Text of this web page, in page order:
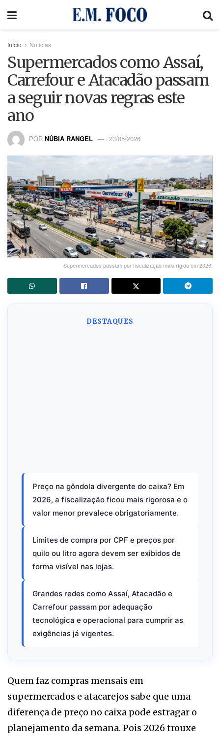
Início Notícias
Supermercados como Assaí,
Carrefour e Atacadão passam
a seguir novas regras este
ano
POR NÚBIA RANGEL 23/05/2026
Supermercados passam por fiscalização mais rígida em 2026.
DESTAQUES
Preço na gôndola divergente do caixa? Em
2026, a fiscalização ficou mais rigorosa e o
valor menor prevalece obrigatoriamente.
Limites de compra por CPF e preços por
quilo ou litro agora devem ser exibidos de
forma visível nas lojas.
Grandes redes como Assaí, Atacadão e
Carrefour passam por adequação
tecnológica e operacional para cumprir as
exigências já vigentes.
Quem faz compras mensais em
supermercados e atacarejos sabe que uma
diferença de preço no caixa pode estragar o
planejamento da semana. Pois 2026 trouxe